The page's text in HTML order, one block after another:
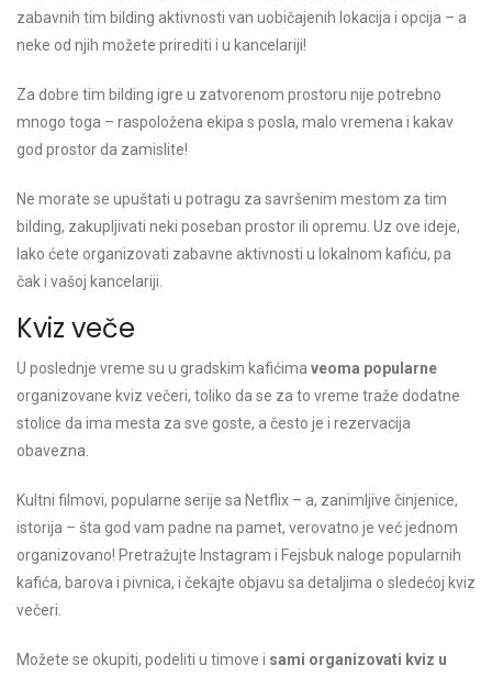
zabavnih tim bilding aktivnosti van uobičajenih lokacija i opcija – a
neke od njih možete prirediti i u kancelariji!
Za dobre tim bilding igre u zatvorenom prostoru nije potrebno
mnogo toga – raspoložena ekipa s posla, malo vremena i kakav
god prostor da zamislite!
Ne morate se upuštati u potragu za savršenim mestom za tim
bilding, zakupljivati neki poseban prostor ili opremu. Uz ove ideje,
lako ćete organizovati zabavne aktivnosti u lokalnom kafiću, pa
čak i vašoj kancelariji.
Kviz veče
U poslednje vreme su u gradskim kafićima veoma popularne
organizovane kviz večeri, toliko da se za to vreme traže dodatne
stolice da ima mesta za sve goste, a često je i rezervacija
obavezna.
Kultni filmovi, popularne serije sa Netflix – a, zanimljive činjenice,
istorija – šta god vam padne na pamet, verovatno je već jednom
organizovano! Pretražujte Instagram i Fejsbuk naloge popularnih
kafića, barova i pivnica, i čekajte objavu sa detaljima o sledećoj kviz
večeri.
Možete se okupiti, podeliti u timove i sami organizovati kviz u